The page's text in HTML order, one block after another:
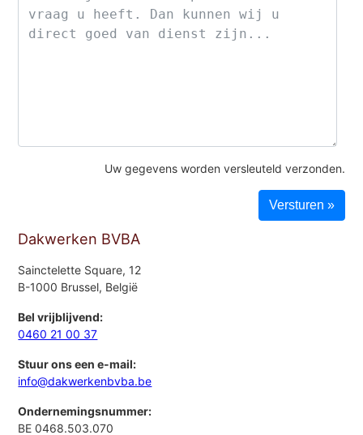
Uw gegevens worden versleuteld verzonden.
Dakwerken BVBA
Sainctelette Square, 12
B-1000 Brussel, België
Bel vrijblijvend:
0460 21 00 37
Stuur ons een e-mail:
info@dakwerkenbvba.be
Ondernemingsnummer:
BE 0468.503.070